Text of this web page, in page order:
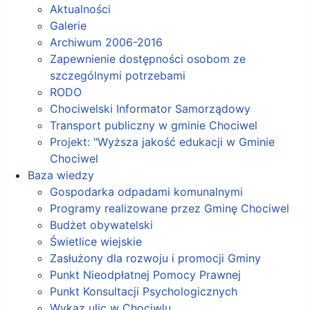
Aktualności
Galerie
Archiwum 2006-2016
Zapewnienie dostępności osobom ze
szczególnymi potrzebami
RODO
Chociwelski Informator Samorządowy
Transport publiczny w gminie Chociwel
Projekt: "Wyższa jakość edukacji w Gminie
Chociwel
Baza wiedzy
Gospodarka odpadami komunalnymi
Programy realizowane przez Gminę Chociwel
Budżet obywatelski
Świetlice wiejskie
Zasłużony dla rozwoju i promocji Gminy
Punkt Nieodpłatnej Pomocy Prawnej
Punkt Konsultacji Psychologicznych